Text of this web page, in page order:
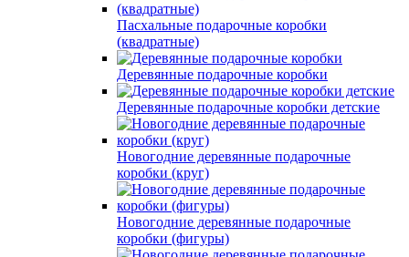
Пасхальные подарочные коробки
(квадратные)
Деревянные подарочные коробки
Деревянные подарочные коробки детские
Новогодние деревянные подарочные
коробки (круг)
Новогодние деревянные подарочные
коробки (фигуры)